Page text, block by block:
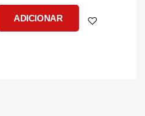
ADICIONAR